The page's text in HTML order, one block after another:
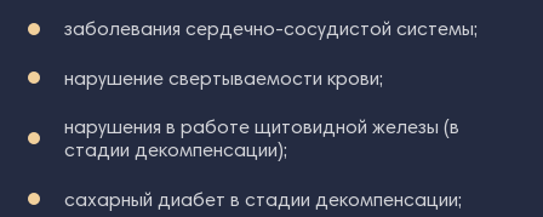
заболевания сердечно-сосудистой системы;
нарушение свертываемости крови;
нарушения в работе щитовидной железы (в
стадии декомпенсации);
сахарный диабет в стадии декомпенсации;